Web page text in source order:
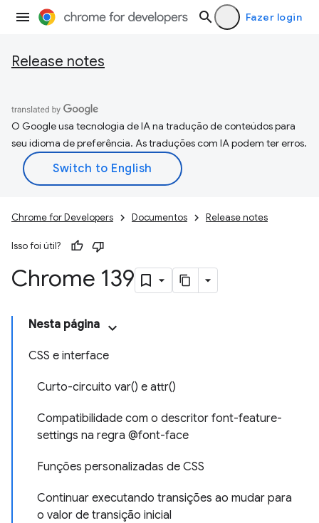
Fazer login
Release notes
O Google usa tecnologia de IA na tradução de conteúdos para
seu idioma de preferência. As traduções com IA podem ter erros.
Chrome for Developers Documentos Release notes
Isso foi útil?
Chrome 139
Nesta página
CSS e interface
Curto-circuito var() e attr()
Compatibilidade com o descritor font-feature-
settings na regra @font-face
Funções personalizadas de CSS
Continuar executando transições ao mudar para
o valor de transição inicial